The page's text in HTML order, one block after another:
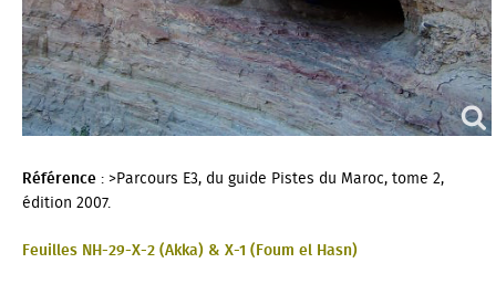
Référence: >Parcours E3, du guide Pistes du Maroc, tome 2,
édition 2007.
Feuilles NH-29-X-2 (Akka) & X-1 (Foum el Hasn)